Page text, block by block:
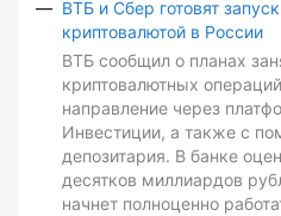
ВТБ и Сбер готовят
криптовалютой в России
ВТБ сообщил о планах
криптовалютных
направление через
Инвестиции, а также с
депозитария. В банке
десятков миллиардов
начнет полноценно